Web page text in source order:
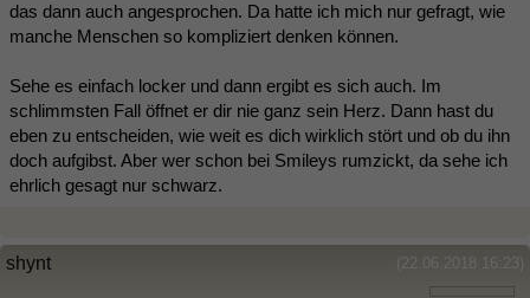
das dann auch angesprochen. Da hatte ich mich nur gefragt, wie
manche Menschen so kompliziert denken können.
Sehe es einfach locker und dann ergibt es sich auch. Im
schlimmsten Fall öffnet er dir nie ganz sein Herz. Dann hast du
eben zu entscheiden, wie weit es dich wirklich stört und ob du ihn
doch aufgibst. Aber wer schon bei Smileys rumzickt, da sehe ich
ehrlich gesagt nur schwarz.
(22.06.2018 16:23)
shynt